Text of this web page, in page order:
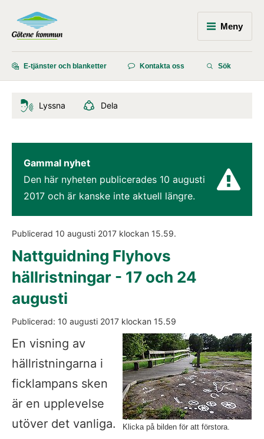
Meny
E-tjänster och blanketter Kontakta oss Sök
Lyssna Dela
Gammal nyhet
Den här nyheten publicerades 10 augusti
2017 och är kanske inte aktuell längre.
Publicerad 10 augusti 2017 klockan 15.59.
Nattguidning Flyhovs
hällristningar - 17 och 24
augusti
Publicerad: 10 augusti 2017 klockan 15.59
Klicka på bilden för att förstora.
En visning av
hällristningarna i
ficklampans sken
är en upplevelse
utöver det vanliga.